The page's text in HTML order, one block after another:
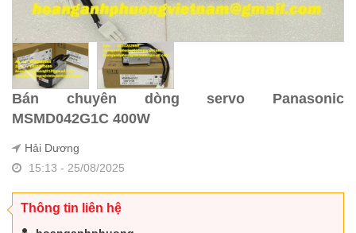
Bán chuyên dòng servo Panasonic
MSMD042G1C 400W
Hải Dương
15:13 - 25/08/2025
Thông tin liên hệ